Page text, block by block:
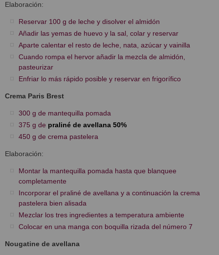
Elaboración:
Reservar 100 g de leche y disolver el almidón
Añadir las yemas de huevo y la sal, colar y reservar
Aparte calentar el resto de leche, nata, azúcar y vainilla
Cuando rompa el hervor añadir la mezcla de almidón,
pasteurizar
Enfriar lo más rápido posible y reservar en frigorífico
Crema Paris Brest
300 g de mantequilla pomada
375 g de praliné de avellana 50%
450 g de crema pastelera
Elaboración:
Montar la mantequilla pomada hasta que blanquee
completamente
Incorporar el praliné de avellana y a continuación la crema
pastelera bien alisada
Mezclar los tres ingredientes a temperatura ambiente
Colocar en una manga con boquilla rizada del número 7
Nougatine de avellana